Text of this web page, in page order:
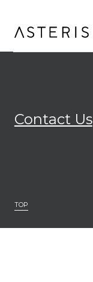
Contact Us
TOP